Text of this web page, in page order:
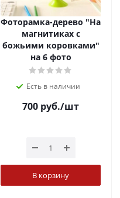
Фоторамка-дерево "На
магнитиках с
божьими коровками"
на 6 фото
Есть в наличии
700 руб./шт
В корзину